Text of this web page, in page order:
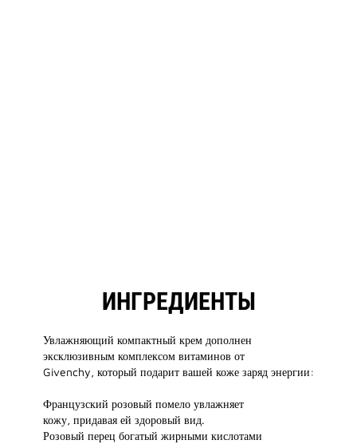
ИНГРЕДИЕНТЫ
Увлажняющий компактный крем дополнен
эксклюзивным комплексом витаминов от
Givenchy, который подарит вашей коже заряд энергии:
Французский розовый помело увлажняет
кожу, придавая ей здоровый вид.
Розовый перец богатый жирными кислотами